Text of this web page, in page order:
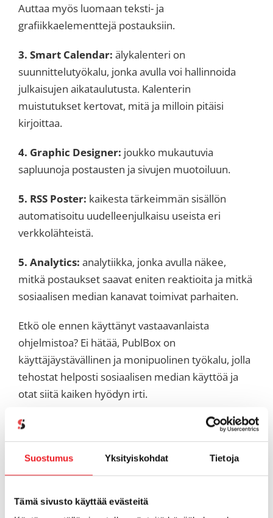
Suostumus Yksityiskohdat Tietoja
Tämä sivusto käyttää evästeitä
Auttaa myös luomaan teksti- ja
grafiikkaelementtejä postauksiin.
3. Smart Calendar: älykalenteri on
suunnittelutyökalu, jonka avulla voi hallinnoida
julkaisujen aikataulutusta. Kalenterin
muistutukset kertovat, mitä ja milloin pitäisi
kirjoittaa.
4. Graphic Designer: joukko mukautuvia
sapluunoja postausten ja sivujen muotoiluun.
5. RSS Poster: kaikesta tärkeimmän sisällön
automatisoitu uudelleenjulkaisu useista eri
verkkolähteistä.
5. Analytics: analytiikka, jonka avulla näkee,
mitkä postaukset saavat eniten reaktioita ja mitkä
sosiaalisen median kanavat toimivat parhaiten.
Etkö ole ennen käyttänyt vastaavanlaista
ohjelmistoa? Ei hätää, PublBox on
käyttäjäystävällinen ja monipuolinen työkalu, jolla
tehostat helposti sosiaalisen median käyttöä ja
otat siitä kaiken hyödyn irti.
Tutustu tuotteeseen se jo tänään!
Apua ohjelmistojen